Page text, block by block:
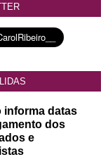
informa datas
dos
e